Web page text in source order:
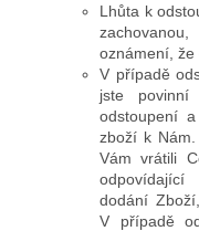
Lhůta k
oznámení, že
V případě
jste
odstoupení
zboží k
Vám vrátili
odpovídající
dodání
V případě